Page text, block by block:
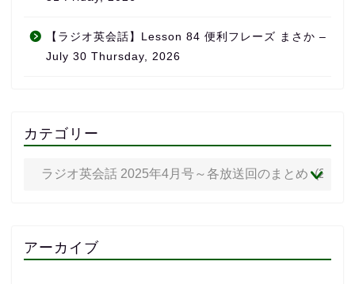
【ラジオ英会話】Lesson 84 便利フレーズ まさか –
July 30 Thursday, 2026
カテゴリー
アーカイブ